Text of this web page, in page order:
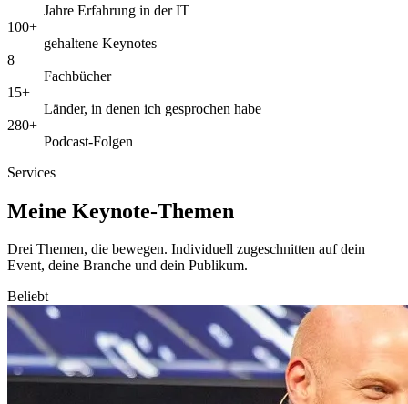
Jahre Erfahrung in der IT
100+
gehaltene Keynotes
8
Fachbücher
15+
Länder, in denen ich gesprochen habe
280+
Podcast-Folgen
Services
Meine Keynote-Themen
Drei Themen, die bewegen. Individuell zugeschnitten auf dein
Event, deine Branche und dein Publikum.
Beliebt